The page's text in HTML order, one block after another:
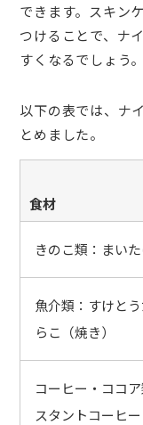
できます。スキン
つけることで、ナ
すくなるでしょう。
以下の表では、ナ
とめました。
食材
きのこ類：まいた
魚介類：すけと
らこ（焼き）
コーヒー・ココ
スタントコーヒー